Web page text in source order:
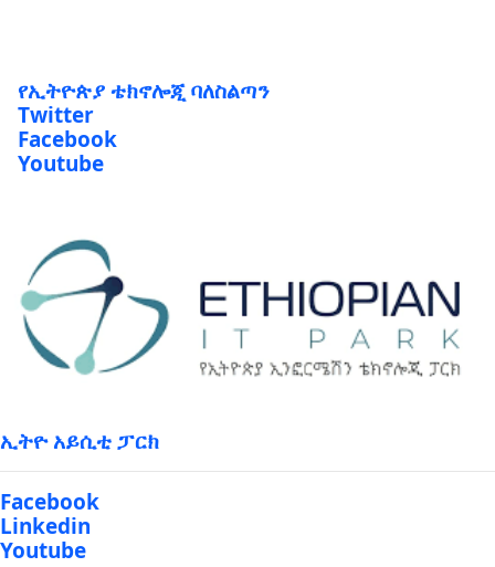
የኢትዮጵያ ቴክኖሎጂ ባለስልጣን
Twitter
Facebook
Youtube
ኢትዮ አይሲቲ ፓርክ
Facebook
Linkedin
Youtube